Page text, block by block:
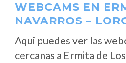
WEBCAMS EN
NAVARROS –
Aqui puedes ver las
cercanas a Ermita de